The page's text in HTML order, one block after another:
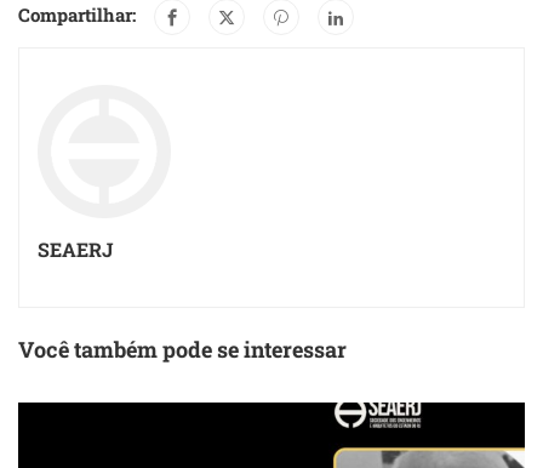
Compartilhar:
SEAERJ
Você também pode se interessar